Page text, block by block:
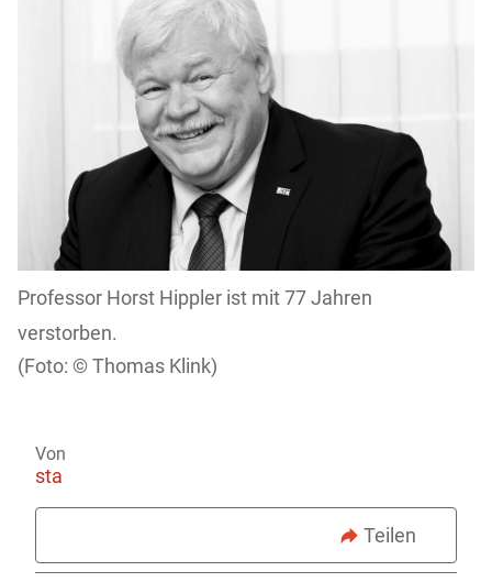
Professor Horst Hippler ist mit 77 Jahren
verstorben.
Thomas Klink)
Von
sta
Teilen